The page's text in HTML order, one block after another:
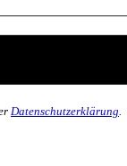
Datenschutzerklärung.